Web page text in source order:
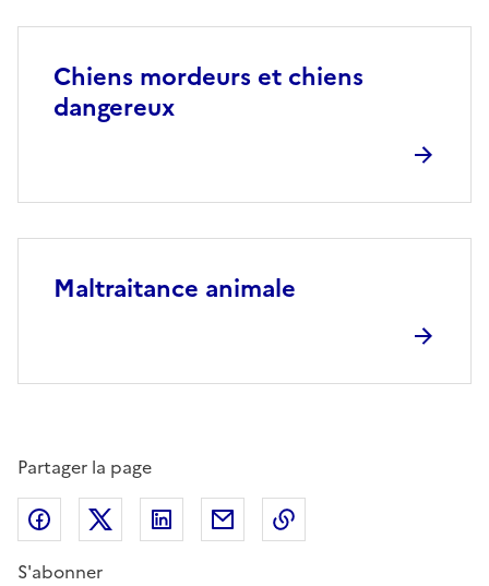
Chiens mordeurs et chiens
dangereux
Maltraitance animale
Partager la page
Partager sur Facebook
Partager sur X (anciennement Twitter)
Partager sur LinkedIn
Partager par email
S'abonner